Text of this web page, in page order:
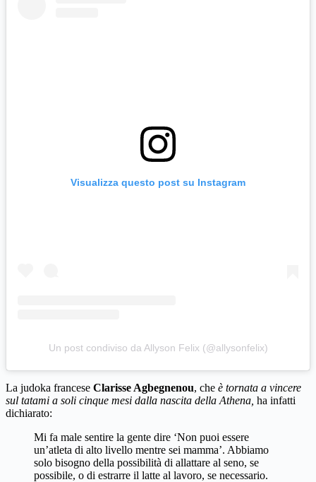
Visualizza questo post su Instagram
Un post condiviso da Allyson Felix (@allysonfelix)
La judoka francese Clarisse Agbegnenou, che è tornata a vincere
sul tatami a soli cinque mesi dalla nascita della Athena, ha infatti
dichiarato:
Mi fa male sentire la gente dire ‘Non puoi essere
un’atleta di alto livello mentre sei mamma’. Abbiamo
solo bisogno della possibilità di allattare al seno, se
possibile, o di estrarre il latte al lavoro, se necessario.